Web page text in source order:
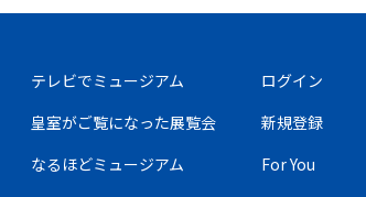
テレビでミュージアム
皇室がご覧になった展覧会
なるほどミュージアム
ログイン
新規登録
For You